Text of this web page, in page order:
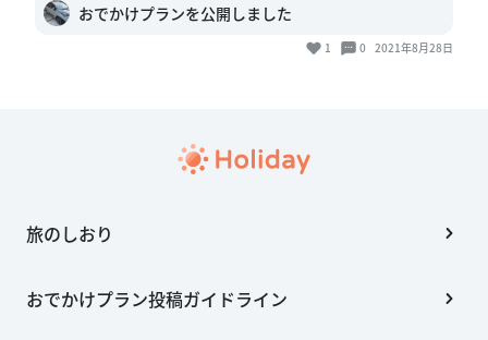
おでかけプランを公開しました
1 0 2021年8月28日
旅のしおり
おでかけプラン投稿ガイドライン